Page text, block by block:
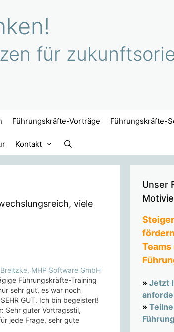
für
Führungskräfte-Vorträge Führungskräfte-
Kontakt
viele
MHP Software GmbH
Führungskräfte-Training
sehr gut, es war noch
GUT. Ich bin begeistert!
Sehr guter Vortragsstil,
jede Frage, sehr gute
Unser
» Jetzt
»